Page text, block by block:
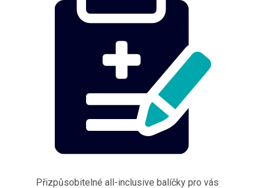
Přizpůsobitelné all-inclusive balíčky pro vás